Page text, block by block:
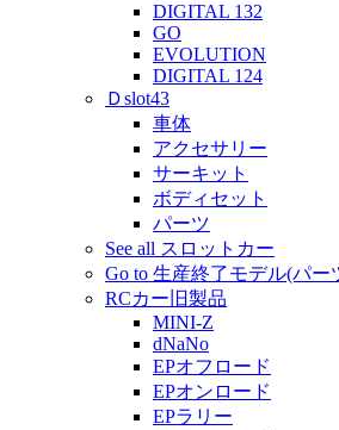
DIGITAL 132
GO
EVOLUTION
DIGITAL 124
Ｄslot43
車体
アクセサリー
サーキット
ボディセット
パーツ
See all スロットカー
Go to 生産終了モデル(パー
RCカー旧製品
MINI-Z
dNaNo
EPオフロード
EPオンロード
EPラリー